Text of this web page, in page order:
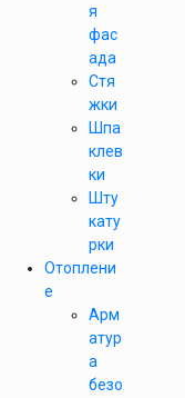
я
фас
ада
Стя
жки
Шпа
клев
ки
Шту
кату
рки
Отоплени
е
Арм
атур
а
безо